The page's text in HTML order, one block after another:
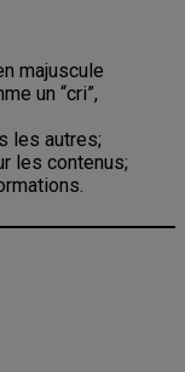
majuscule
un “cri”,
les autres;
les contenus;